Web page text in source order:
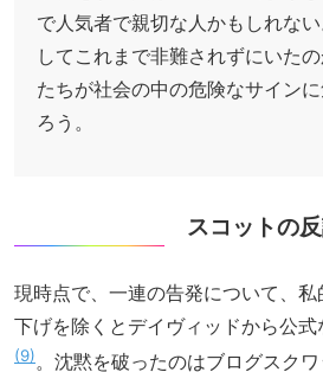
で人気者で親切な人かもしれな
してこれまで非難されずにいた
たちが社会の中の危険なサイン
ろう。
スコットの
現時点で、一連の告発について、私
下げを除くとデイヴィッドから公
9 。沈黙を破ったのはブログスクワ